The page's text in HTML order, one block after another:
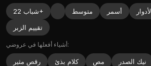
شباب 22+ متوسط أسمر
تقييم الزبر
أشياء أفعلها في عروضي:
رقص مثير كلام بذئ مص نيك الصدر